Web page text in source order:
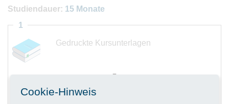
Studiendauer: 15 Monate
Gedruckte Kursunterlagen
1
Cookie-Hinweis